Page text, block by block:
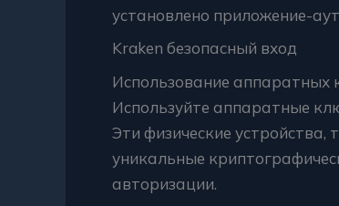
установлено приложение-
Kraken безопасный вход
Использование аппаратных
Используйте аппаратные
Эти физические устройства,
уникальные
авторизации.